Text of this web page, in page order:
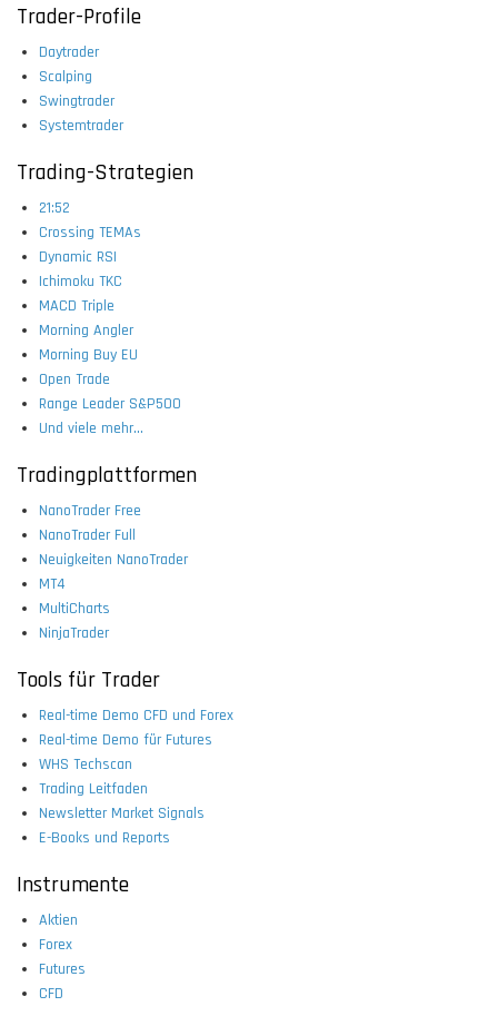
Trader-Profile
Daytrader
Scalping
Swingtrader
Systemtrader
Trading-Strategien
21:52
Crossing TEMAs
Dynamic RSI
Ichimoku TKC
MACD Triple
Morning Angler
Morning Buy EU
Open Trade
Range Leader S&P500
Und viele mehr...
Tradingplattformen
NanoTrader Free
NanoTrader Full
Neuigkeiten NanoTrader
MT4
MultiCharts
NinjaTrader
Tools für Trader
Real-time Demo CFD und Forex
Real-time Demo für Futures
WHS Techscan
Trading Leitfaden
Newsletter Market Signals
E-Books und Reports
Instrumente
Aktien
Forex
Futures
CFD